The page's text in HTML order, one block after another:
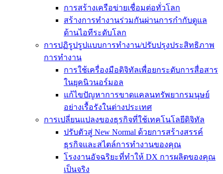
การสร้างเครือข่ายเชื่อมต่อทั่วโลก
สร้างการทำงานร่วมกันผ่านการกำกับดูแล
ด้านไอทีระดับโลก
การปฏิรูปรูปแบบการทำงาน/ปรับปรุงประสิทธิภาพ
การทำงาน
การใช้เครื่องมือดิจิทัลเพื่อยกระดับการสื่อสาร
ในยุคนิวนอร์มอล
แก้ไขปัญหาการขาดแคลนทรัพยากรมนุษย์
อย่างเรื้อรังในต่างประเทศ
การเปลี่ยนแปลงของธุรกิจที่ใช้เทคโนโลยีดิจิทัล
ปรับตัวสู่ New Normal ด้วยการสร้างสรรค์
ธุรกิจและสไตล์การทำงานของคุณ
โรงงานอัจฉริยะที่ทำให้ DX การผลิตของคุณ
เป็นจริง